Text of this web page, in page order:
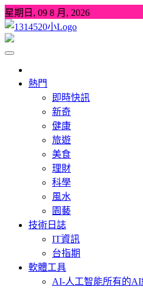
Skip
to
content
星期日, 09 8 月, 2026
發現、學習並與我們一起玩樂!
熱門
即時快訊
新奇
健康
旅遊
美食
理財
科學
風水
園藝
技術日誌
IT資訊
台指期
軟體工具
AI-人工智能所有的